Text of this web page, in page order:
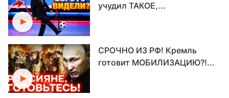
учудил ТАКОЕ,...
СРОЧНО ИЗ РФ! Кремль
готовит МОБИЛИЗАЦИЮ?!...